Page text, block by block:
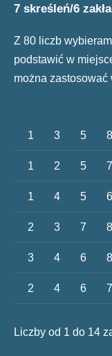
7 skreśleń/6
Z 80 liczb
podstawić w
można zastosować
1 3 5 8
1 2 5 7
1 4 5 6
2 3 7 8
3 4 6 8
2 4 6 7
Liczby od 1 do 14